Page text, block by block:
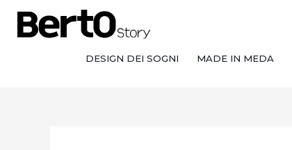
contenuto
navigazione
contenuto
DESIGN DEI SOGNI MADE IN MEDA